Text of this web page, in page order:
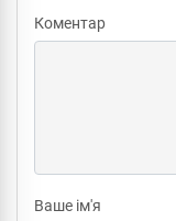
Коментар
Ваше ім'я